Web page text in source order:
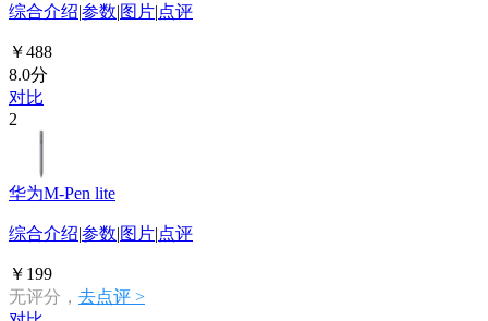
综合介绍|参数|图片|点评
￥488
8.0分
对比
2
华为M-Pen lite
综合介绍|参数|图片|点评
￥199
无评分， 去点评 >